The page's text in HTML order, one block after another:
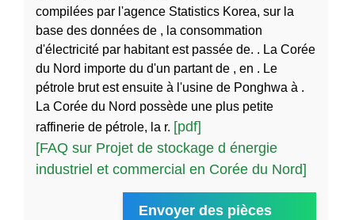
compilées par l'agence Statistics Korea, sur la
base des données de , la consommation
d'électricité par habitant est passée de. . La Corée
du Nord importe du d'un partant de , en . Le
pétrole brut est ensuite à l'usine de Ponghwa à .
La Corée du Nord possède une plus petite
raffinerie de pétrole, la r. [pdf]
[FAQ sur Projet de stockage d énergie
industriel et commercial en Corée du Nord]
Envoyer des pièces